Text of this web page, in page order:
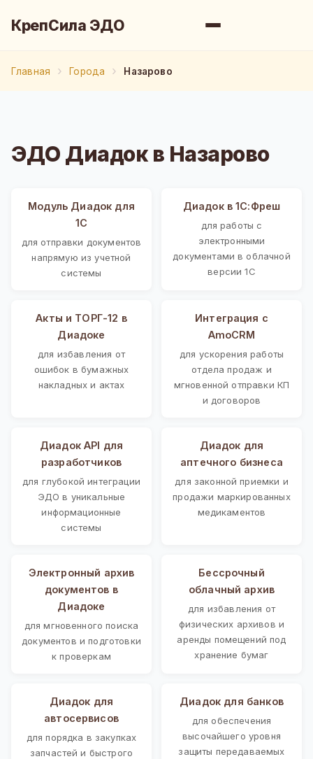
КрепСила ЭДО
Главная Города Назарово
ЭДО Диадок в Назарово
Модуль Диадок для
1С
для отправки документов
напрямую из учетной
системы
Диадок в 1С:Фреш
для работы с
электронными
документами в облачной
версии 1С
Акты и ТОРГ-12 в
Диадоке
для избавления от
ошибок в бумажных
накладных и актах
Интеграция с
AmoCRM
для ускорения работы
отдела продаж и
мгновенной отправки КП
и договоров
Диадок API для
разработчиков
для глубокой интеграции
ЭДО в уникальные
информационные
системы
Диадок для
аптечного бизнеса
для законной приемки и
продажи маркированных
медикаментов
Электронный архив
документов в
Диадоке
для мгновенного поиска
документов и подготовки
к проверкам
Бессрочный
облачный архив
для избавления от
физических архивов и
аренды помещений под
хранение бумаг
Диадок для
автосервисов
для порядка в закупках
запчастей и быстрого
Диадок для банков
для обеспечения
высочайшего уровня
защиты передаваемых